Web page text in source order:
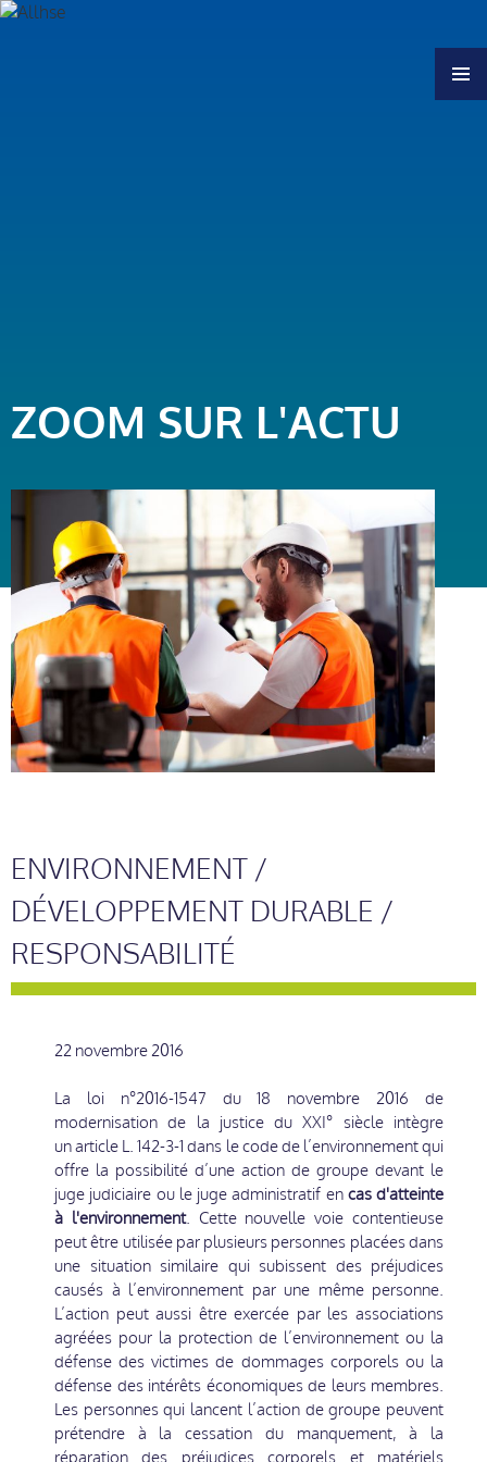
ZOOM SUR L'ACTU
ENVIRONNEMENT /
DÉVELOPPEMENT DURABLE /
RESPONSABILITÉ
22 novembre 2016
La loi n°2016-1547 du 18 novembre 2016 de
modernisation de la justice du XXI° siècle intègre
un article L. 142-3-1 dans le code de l’environnement qui
offre la possibilité d’une action de groupe devant le
juge judiciaire ou le juge administratif en cas d'atteinte
à l'environnement. Cette nouvelle voie contentieuse
peut être utilisée par plusieurs personnes placées dans
une situation similaire qui subissent des préjudices
causés à l’environnement par une même personne.
L’action peut aussi être exercée par les associations
agréées pour la protection de l’environnement ou la
défense des victimes de dommages corporels ou la
défense des intérêts économiques de leurs membres.
Les personnes qui lancent l’action de groupe peuvent
prétendre à la cessation du manquement, à la
réparation des préjudices corporels et matériels